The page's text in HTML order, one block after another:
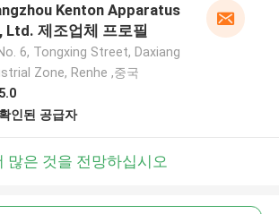
Kenton Apparatus
Ltd. 제조업체 프로필
6, Tongxing Street, Daxiang
Zone, Renhe ,중국
5.0
확인된 공급자
많은 것을 전망하십시오